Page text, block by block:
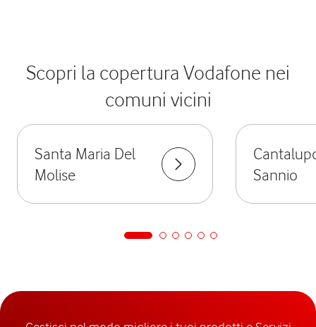
Scopri la copertura Vodafone nei
comuni vicini
Santa Maria Del
Molise
Sannio